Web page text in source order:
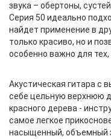
звука – обертоны,
Серия 50 идеально
найдет применение в
только красиво, но и
особенно важно для тех,
Акустическая гитара с
себе цельную верхнюю
красного дерева -
самое легкое
насыщенный, объемный